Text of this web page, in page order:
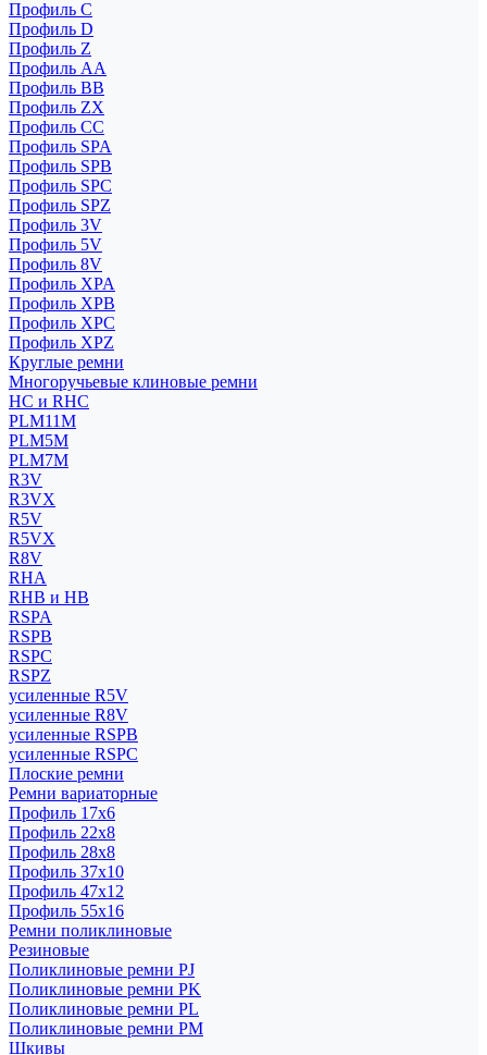
Профиль C
Профиль D
Профиль Z
Профиль АА
Профиль BB
Профиль ZX
Профиль CC
Профиль SPA
Профиль SPB
Профиль SPC
Профиль SPZ
Профиль 3V
Профиль 5V
Профиль 8V
Профиль XPA
Профиль XPB
Профиль XPC
Профиль XPZ
Круглые ремни
Многоручьевые клиновые ремни
HC и RHC
PLM11M
PLM5M
PLM7M
R3V
R3VX
R5V
R5VX
R8V
RHA
RHB и HB
RSPA
RSPB
RSPC
RSPZ
усиленные R5V
усиленные R8V
усиленные RSPB
усиленные RSPC
Плоские ремни
Ремни вариаторные
Профиль 17x6
Профиль 22x8
Профиль 28x8
Профиль 37x10
Профиль 47x12
Профиль 55x16
Ремни поликлиновые
Резиновые
Поликлиновые ремни PJ
Поликлиновые ремни PK
Поликлиновые ремни PL
Поликлиновые ремни PM
Шкивы